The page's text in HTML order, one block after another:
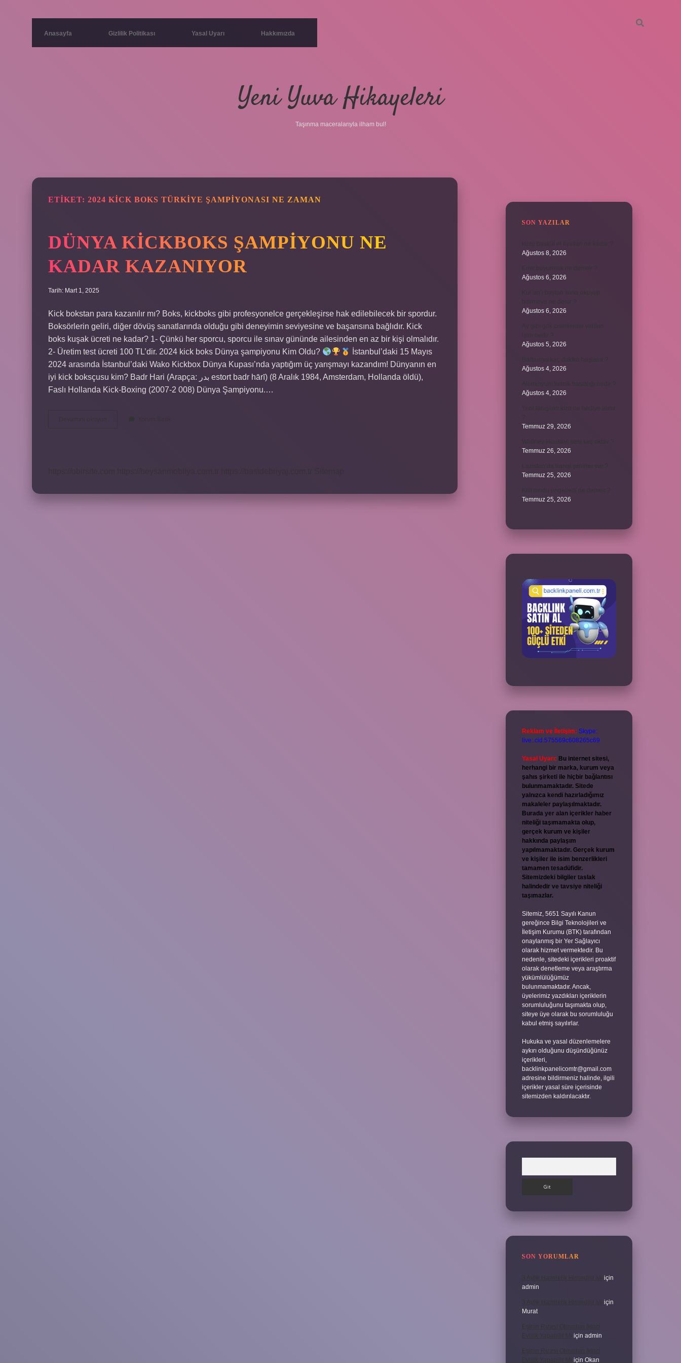
Anasayfa Gizlilik Politikası Yasal Uyarı Hakkımızda
Yeni Yuva Hikayeleri
Taşınma maceralarıyla ilham bul!
ETIKET: 2024 KICK BOKS TÜRKIYE ŞAMPIYONASI NE ZAMAN
DÜNYA KICKBOKS ŞAMPIYONU NE
KADAR KAZANIYOR
Tarih: Mart 1, 2025
Kick bokstan para kazanılır mı? Boks, kickboks gibi profesyonelce gerçekleşirse hak edilebilecek bir spordur.
Boksörlerin geliri, diğer dövüş sanatlarında olduğu gibi deneyimin seviyesine ve başarısına bağlıdır. Kick
boks kuşak ücreti ne kadar? 1- Çünkü her sporcu, sporcu ile sınav gününde ailesinden en az bir kişi olmalıdır.
2- Üretim test ücreti 100 TL’dir. 2024 kick boks Dünya şampiyonu Kim Oldu?
İstanbul’daki 15 Mayıs
2024 arasında İstanbul’daki Wako Kickbox Dünya Kupası’nda yaptığım üç yarışmayı kazandım! Dünyanın en
iyi kick boksçusu kim? Badr Hari (Arapça: بدر estort badr hārī) (8 Aralık 1984, Amsterdam, Hollanda öldü),
Faslı Hollanda Kick-Boxing (2007-2 008) Dünya Şampiyonu.…
SON YAZILAR
Ağustos 8, 2026
Ağustos 6, 2026
Ağustos 6, 2026
Ağustos 5, 2026
Ağustos 4, 2026
Ağustos 4, 2026
Temmuz 29, 2026
Temmuz 26, 2026
Temmuz 25, 2026
Temmuz 25, 2026
Reklam ve İletişim: Skype:
live:.cid.575569c608265c69
Yasal Uyarı: Bu internet sitesi,
herhangi bir marka, kurum veya
şahıs şirketi ile hiçbir bağlantısı
bulunmamaktadır. Sitede
yalnızca kendi hazırladığımız
makaleler paylaşılmaktadır.
Burada yer alan içerikler haber
niteliği taşımamakta olup,
gerçek kurum ve kişiler
hakkında paylaşım
yapılmamaktadır. Gerçek kurum
ve kişiler ile isim benzerlikleri
tamamen tesadüfidir.
Sitemizdeki bilgiler taslak
halindedir ve tavsiye niteliği
taşımazlar.
Sitemiz, 5651 Sayılı Kanun
gereğince Bilgi Teknolojileri ve
İletişim Kurumu (BTK) tarafından
onaylanmış bir Yer Sağlayıcı
olarak hizmet vermektedir. Bu
nedenle, sitedeki içerikleri proaktif
olarak denetleme veya araştırma
yükümlülüğümüz
bulunmamaktadır. Ancak,
üyelerimiz yazdıkları içeriklerin
sorumluluğunu taşımakta olup,
siteye üye olarak bu sorumluluğu
kabul etmiş sayılırlar.
Hukuka ve yasal düzenlemelere
aykırı olduğunu düşündüğünüz
içerikleri,
backlinkpanelicomtr@gmail.com
adresine bildirmeniz halinde, ilgili
içerikler yasal süre içerisinde
sitemizden kaldırılacaktır.
SON YORUMLAR
3 Aylık Hamilelik Hissedilir Mi
için
admin
3 Aylık Hamilelik Hissedilir Mi için
Murat
Eşinin Rızası Olmadan Ikinci
Evlilik Yapabilir Mi için admin
Eşinin Rızası Olmadan Ikinci
Evlilik Yapabilir Mi için Okan